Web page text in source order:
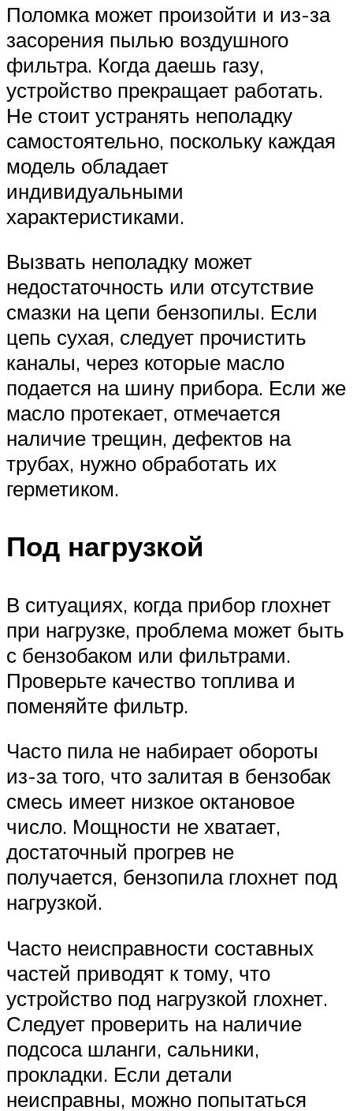
Поломка может произойти и из-за
засорения пылью воздушного
фильтра. Когда даешь газу,
устройство прекращает работать.
Не стоит устранять неполадку
самостоятельно, поскольку каждая
модель обладает
индивидуальными
характеристиками.
Вызвать неполадку может
недостаточность или отсутствие
смазки на цепи бензопилы. Если
цепь сухая, следует прочистить
каналы, через которые масло
подается на шину прибора. Если же
масло протекает, отмечается
наличие трещин, дефектов на
трубах, нужно обработать их
герметиком.
Под нагрузкой
В ситуациях, когда прибор глохнет
при нагрузке, проблема может быть
с бензобаком или фильтрами.
Проверьте качество топлива и
поменяйте фильтр.
Часто пила не набирает обороты
из-за того, что залитая в бензобак
смесь имеет низкое октановое
число. Мощности не хватает,
достаточный прогрев не
получается, бензопила глохнет под
нагрузкой.
Часто неисправности составных
частей приводят к тому, что
устройство под нагрузкой глохнет.
Следует проверить на наличие
подсоса шланги, сальники,
прокладки. Если детали
неисправны, можно попытаться